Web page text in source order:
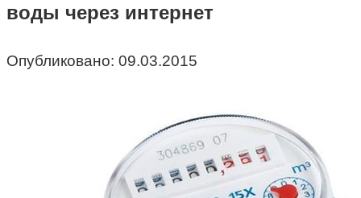
воды через интернет
Опубликовано: 09.03.2015